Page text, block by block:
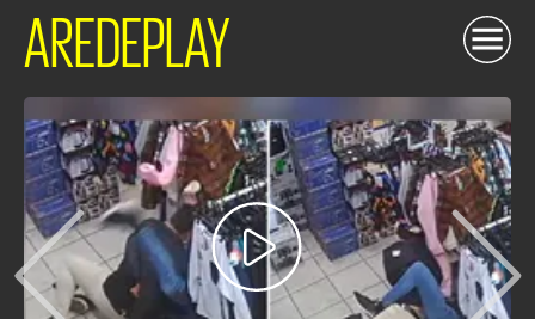
AREDEPLAY